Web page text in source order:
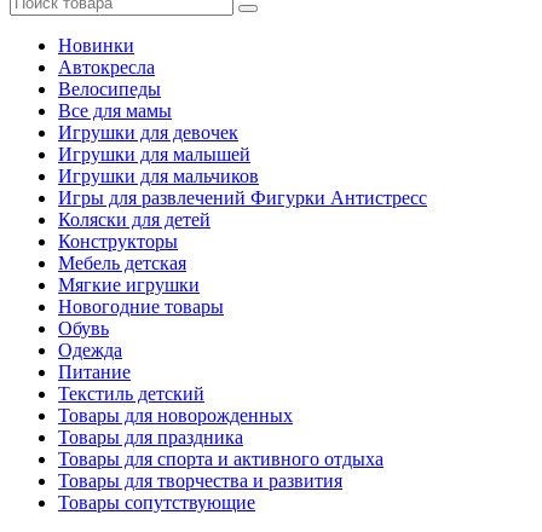
Новинки
Автокресла
Велосипеды
Все для мамы
Игрушки для девочек
Игрушки для малышей
Игрушки для мальчиков
Игры для развлечений Фигурки Антистресс
Коляски для детей
Конструкторы
Мебель детская
Мягкие игрушки
Новогодние товары
Обувь
Одежда
Питание
Текстиль детский
Товары для новорожденных
Товары для праздника
Товары для спорта и активного отдыха
Товары для творчества и развития
Товары сопутствующие